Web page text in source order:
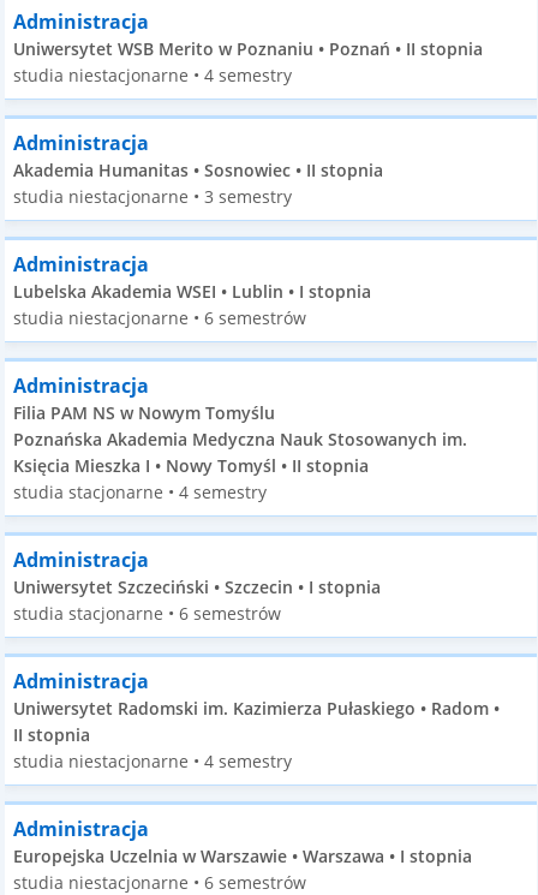
Administracja
Uniwersytet WSB Merito w Poznaniu • Poznań • II stopnia
studia niestacjonarne • 4 semestry
Administracja
Akademia Humanitas • Sosnowiec • II stopnia
studia niestacjonarne • 3 semestry
Administracja
Lubelska Akademia WSEI • Lublin • I stopnia
studia niestacjonarne • 6 semestrów
Administracja
Filia PAM NS w Nowym Tomyślu
Poznańska Akademia Medyczna Nauk Stosowanych im.
Księcia Mieszka I • Nowy Tomyśl • II stopnia
studia stacjonarne • 4 semestry
Administracja
Uniwersytet Szczeciński • Szczecin • I stopnia
studia stacjonarne • 6 semestrów
Administracja
Uniwersytet Radomski im. Kazimierza Pułaskiego • Radom •
II stopnia
studia niestacjonarne • 4 semestry
Administracja
Europejska Uczelnia w Warszawie • Warszawa • I stopnia
studia niestacjonarne • 6 semestrów